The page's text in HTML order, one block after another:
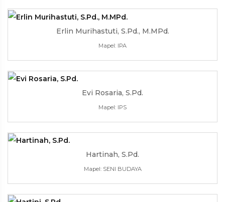
Erlin Murihastuti, S.Pd., M.MPd.
Mapel: IPA
Evi Rosaria, S.Pd.
Mapel: IPS
Hartinah, S.Pd.
Mapel: SENI BUDAYA